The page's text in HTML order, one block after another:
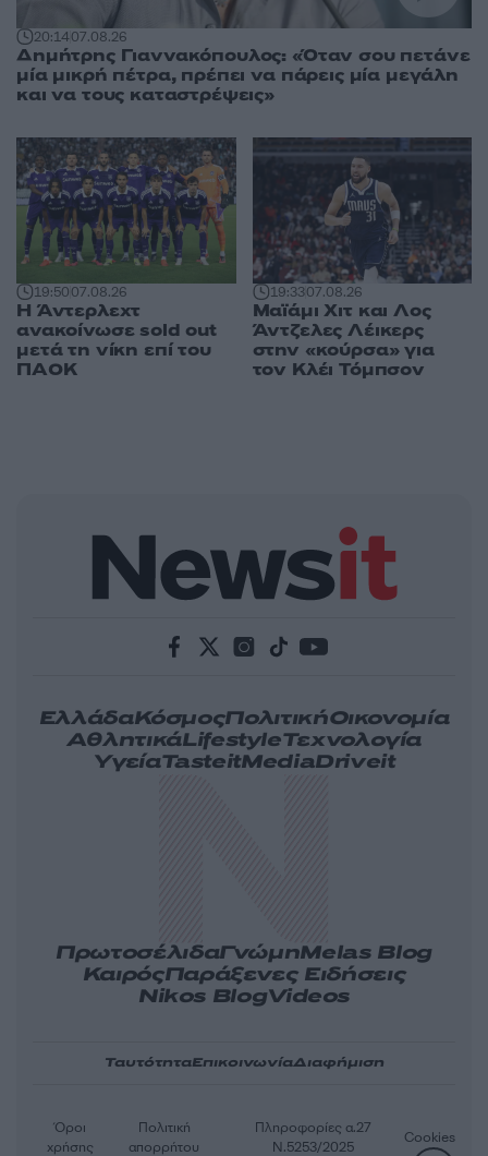
20:1407.08.26
Δημήτρης Γιαννακόπουλος: «Όταν σου πετάνε
μία μικρή πέτρα, πρέπει να πάρεις μία μεγάλη
και να τους καταστρέψεις»
19:5007.08.26
Η Άντερλεχτ
ανακοίνωσε sold out
μετά τη νίκη επί του
ΠΑΟΚ
19:3307.08.26
Μαϊάμι Χιτ και Λος
Άντζελες Λέικερς
στην «κούρσα» για
τον Κλέι Τόμπσον
ΕλλάδαΚόσμοςΠολιτικήΟικονομία
ΑθλητικάLifestyleΤεχνολογία
ΥγείαTasteitMediaDriveit
ΠρωτοσέλιδαΓνώμηMelas Blog
ΚαιρόςΠαράξενες Ειδήσεις
Nikos BlogVideos
ΤαυτότηταΕπικοινωνίαΔιαφήμιση
Όροι
χρήσης
Πολιτική
απορρήτου
Πληροφορίες α.27
Ν.5253/2025
Cookies